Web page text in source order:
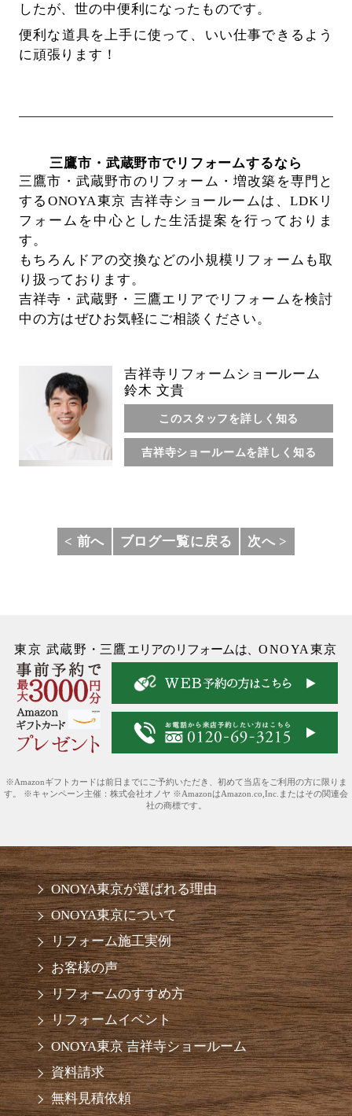
したが、世の中便利になったものです。
便利な道具を上手に使って、いい仕事できるよう
に頑張ります！
三鷹市・武蔵野市でリフォームするなら
三鷹市・武蔵野市のリフォーム・増改築を専門と
するONOYA東京 吉祥寺ショールームは、LDKリ
フォームを中心とした生活提案を行っておりま
す。
もちろんドアの交換などの小規模リフォームも取
り扱っております。
吉祥寺・武蔵野・三鷹エリアでリフォームを検討
中の方はぜひお気軽にご相談ください。
吉祥寺リフォームショールーム
鈴木 文貴
このスタッフを詳しく知る
吉祥寺ショールームを詳しく知る
< 前へ ブログ一覧に戻る 次へ >
東京 武蔵野 ・ 三鷹 エリアのリフォームは、ONOYA東京
※Amazonギフトカードは前日までにご予約いただき、初めて当店をご利用の方に限りま
す。 ※キャンペーン主催：株式会社オノヤ ※AmazonはAmazon.co,Inc.またはその関連会
社の商標です。
ONOYA東京が選ばれる理由
ONOYA東京について
リフォーム施工実例
お客様の声
リフォームのすすめ方
リフォームイベント
ONOYA東京 吉祥寺ショールーム
資料請求
無料見積依頼